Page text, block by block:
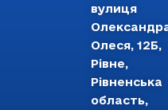
вулиця
Олеся, 12Б,
Рівне,
Рівненська
область,